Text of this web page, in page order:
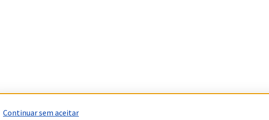
Continuar sem aceitar